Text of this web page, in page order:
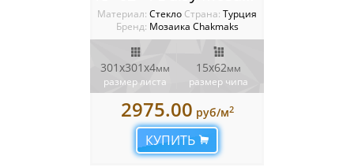
Материал: Стекло Cтрана: Турция
Бренд: Мозаика Chakmaks
301х301х4мм
размер листа
15х62мм
размер чипа
2975.00 руб/м2
КУПИТЬ